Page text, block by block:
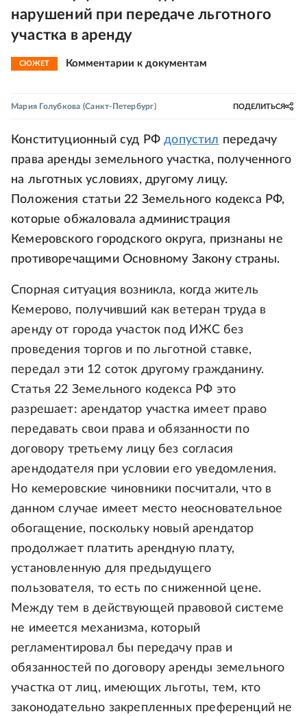
нарушений при передаче льготного
участка в аренду
СЮЖЕТ Комментарии к документам
Мария Голубкова (Санкт-Петербург) ПОДЕЛИТЬСЯ
Конституционный суд РФдопустил передачу
права аренды земельного участка, полученного
на льготных условиях, другому лицу.
Положения статьи 22 Земельного кодекса РФ,
которые обжаловала администрация
Кемеровского городского округа, признаны не
противоречащими Основному Закону страны.
Спорная ситуация возникла, когда житель
Кемерово, получивший как ветеран труда в
аренду от города участок под ИЖС без
проведения торгов и по льготной ставке,
передал эти 12 соток другому гражданину.
Статья 22 Земельного кодекса РФ это
разрешает: арендатор участка имеет право
передавать свои права и обязанности по
договору третьему лицу без согласия
арендодателя при условии его уведомления.
Но кемеровские чиновники посчитали, что в
данном случае имеет место неосновательное
обогащение, поскольку новый арендатор
продолжает платить арендную плату,
установленную для предыдущего
пользователя, то есть по сниженной цене.
Между тем в действующей правовой системе
не имеется механизма, который
регламентировал бы передачу прав и
обязанностей по договору аренды земельного
участка от лиц, имеющих льготы, тем, кто
законодательно закрепленных преференций не